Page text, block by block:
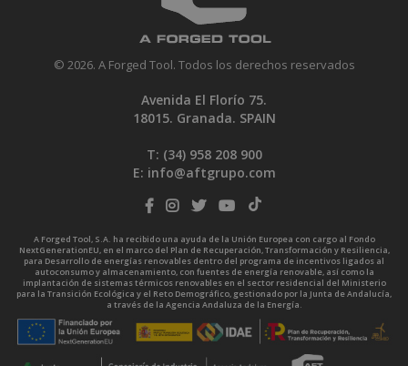
© 2026. A Forged Tool. Todos los derechos reservados
Avenida El Florío 75.
18015. Granada. SPAIN
T: (34) 958 208 900
E: info@aftgrupo.com
A Forged Tool, S.A. ha recibido una ayuda de la Unión Europea con cargo al Fondo
NextGenerationEU, en el marco del Plan de Recuperación, Transformación y Resiliencia,
para Desarrollo de energías renovables dentro del programa de incentivos ligados al
autoconsumo y almacenamiento, con fuentes de energía renovable, así como la
implantación de sistemas térmicos renovables en el sector residencial del Ministerio
para la Transición Ecológica y el Reto Demográfico, gestionado por la Junta de Andalucía,
a través de la Agencia Andaluza de la Energía.